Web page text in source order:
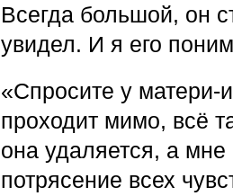
Всегда большой, он
увидел. И я его
«Спросите у матери-
проходит мимо, всё
она удаляется, а мне
потрясение всех